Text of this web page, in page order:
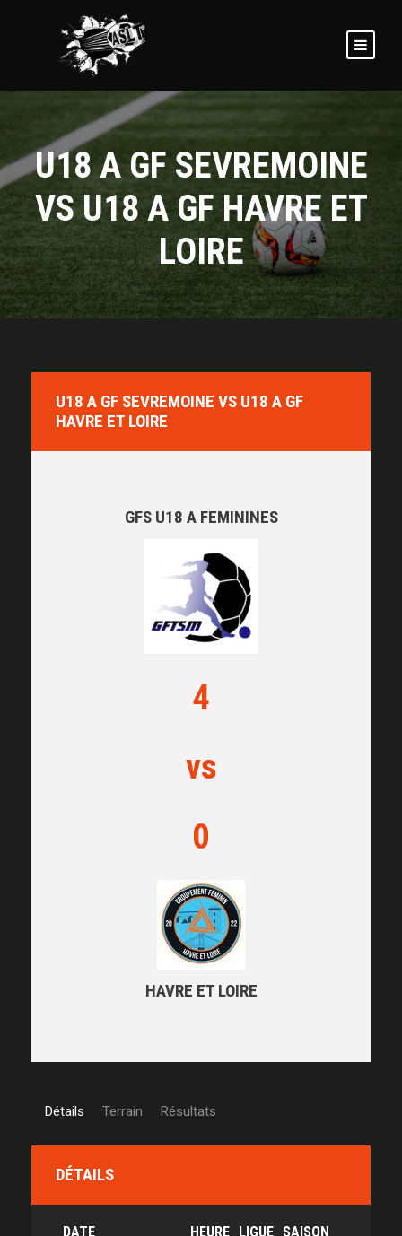
U18 A GF SEVREMOINE
VS U18 A GF HAVRE ET
LOIRE
U18 A GF SEVREMOINE VS U18 A GF
HAVRE ET LOIRE
GFS U18 A FEMININES
4
vs
0
HAVRE ET LOIRE
Détails Terrain Résultats
DÉTAILS
DATE HEURE LIGUE SAISON